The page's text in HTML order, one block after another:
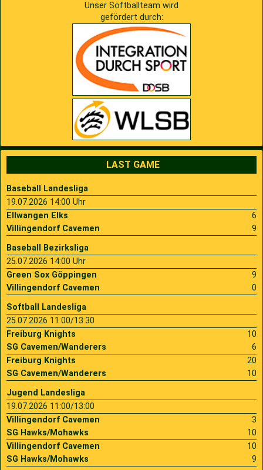
Unser Softballteam wird
gefördert durch:
LAST GAME
Baseball Landesliga
19.07.2026 14:00 Uhr
Ellwangen Elks
6
Villingendorf Cavemen
9
Baseball Bezirksliga
25.07.2026 14:00 Uhr
Green Sox Göppingen
9
Villingendorf Cavemen
0
Softball Landesliga
25.07.2026 11:00/13:30
Freiburg Knights
10
SG Cavemen/Wanderers
6
Freiburg Knights
20
SG Cavemen/Wanderers
10
Jugend Landesliga
19.07.2026 11:00/13:00
Villingendorf Cavemen
3
SG Hawks/Mohawks
10
Villingendorf Cavemen
10
SG Hawks/Mohawks
9